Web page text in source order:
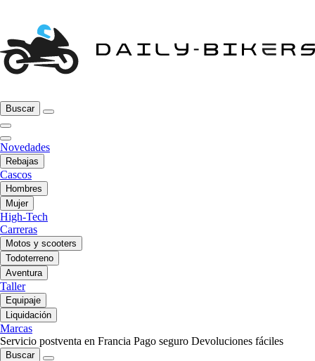
Buscar
Novedades
Rebajas
Cascos
Hombres
Mujer
High-Tech
Carreras
Motos y scooters
Todoterreno
Aventura
Taller
Equipaje
Liquidación
Marcas
Servicio postventa en Francia Pago seguro Devoluciones fáciles
Buscar